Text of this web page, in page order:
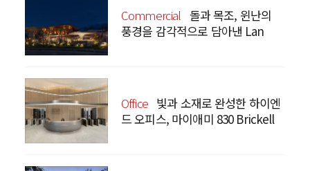
Commercial 돌과 목조, 윈난의
풍경을 감각적으로 담아낸 Lan
Office 빛과 소재로 완성한 하이엔
드 오피스, 마이애미 830 Brickell